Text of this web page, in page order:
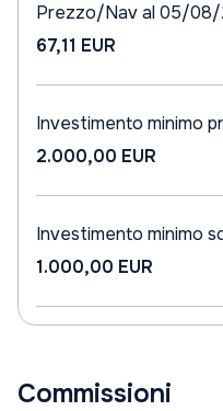
Prezzo/Nav al 05/
67,11 EUR
Investimento minimo
2.000,00 EUR
Investimento minimo
1.000,00 EUR
Commissioni